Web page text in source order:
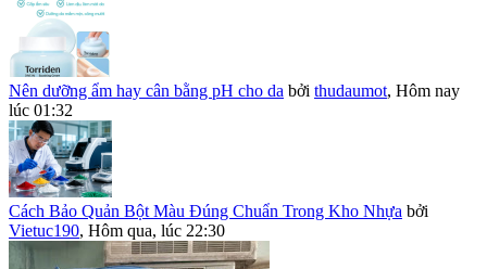
Nên dưỡng ẩm hay cân bằng pH cho da bởi thudaumot, Hôm nay
lúc 01:32
Cách Bảo Quản Bột Màu Đúng Chuẩn Trong Kho Nhựa bởi
Vietuc190, Hôm qua, lúc 22:30